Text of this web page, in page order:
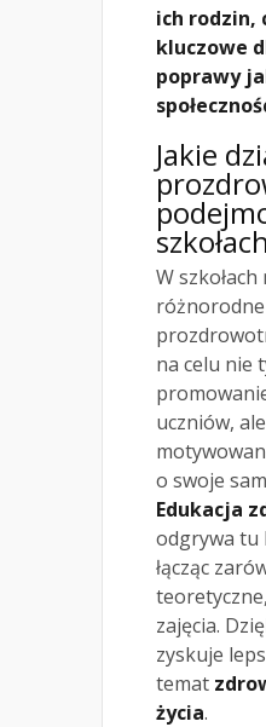
ich rodzin,
kluczowe
poprawy
Jakie
W
na celu nie
uczniów,
o swoje
Edukacja
odgrywa tu
łącząc
zajęcia.
zyskuje
temat
życia.